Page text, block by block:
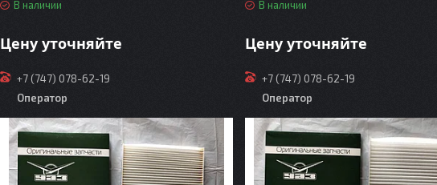
В наличии
Цену уточняйте
+7 (747) 078-62-19
Оператор
В наличии
Цену уточняйте
+7 (747) 078-62-19
Оператор